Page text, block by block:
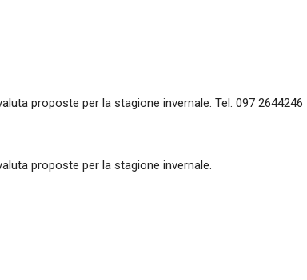
proposte per la stagione invernale. Tel. 097 2644246
proposte per la stagione invernale.